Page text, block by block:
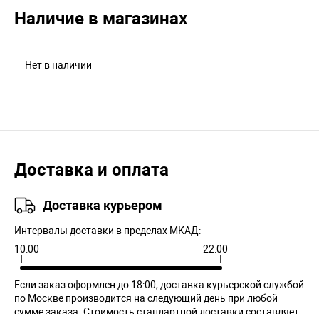
Наличие в магазинах
Нет в наличии
Доставка и оплата
Доставка курьером
Интервалы доставки в пределах МКАД:
10:00
22:00
Если заказ оформлен до 18:00, доставка курьерской службой
по Москве производится на следующий день при любой